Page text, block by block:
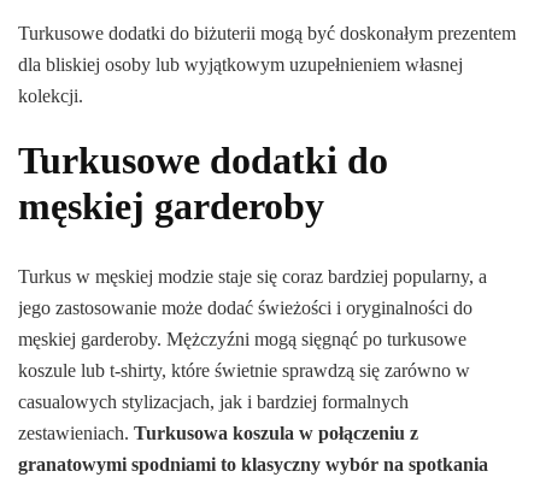
Turkusowe dodatki do biżuterii mogą być doskonałym prezentem
dla bliskiej osoby lub wyjątkowym uzupełnieniem własnej
kolekcji.
Turkusowe dodatki do
męskiej garderoby
Turkus w męskiej modzie staje się coraz bardziej popularny, a
jego zastosowanie może dodać świeżości i oryginalności do
męskiej garderoby. Mężczyźni mogą sięgnąć po turkusowe
koszule lub t-shirty, które świetnie sprawdzą się zarówno w
casualowych stylizacjach, jak i bardziej formalnych
zestawieniach. Turkusowa koszula w połączeniu z
granatowymi spodniami to klasyczny wybór na spotkania